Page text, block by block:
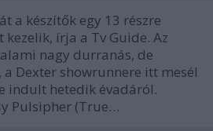
a készítők egy 13 részre
írja a Tv Guide. Az
nagy durranás, de
a Dexter showrunnere itt mesél
indult hetedik évadáról.
Pulsipher (True…